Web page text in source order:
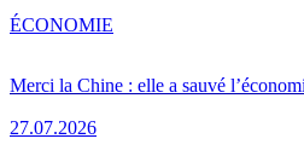
Merci la Chine : elle a sauvé
27.07.2026
ÉCONOMIE